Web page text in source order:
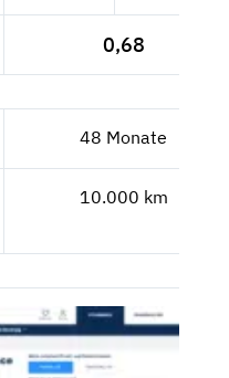
0,68
48 Monate
10.000 km